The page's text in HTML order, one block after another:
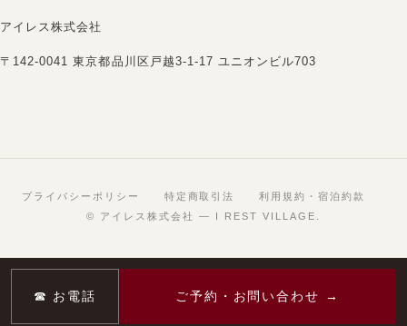
アイレス株式会社
〒142-0041 東京都品川区戸越3-1-17 ユニオンビル703
プライバシーポリシー 特定商取引法
利用規約・宿泊約款
© アイレス株式会社 — I REST VILLAGE.
☎ お電話 ご予約・お問い合わせ →